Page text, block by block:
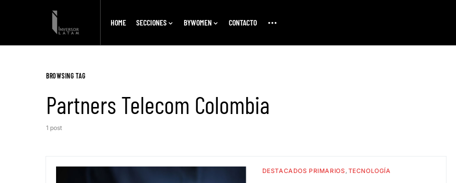
HOME SECCIONES BYWOMEN CONTACTO
BROWSING TAG
Partners Telecom Colombia
1 post
DESTACADOS PRIMARIOS TECNOLOGÍA